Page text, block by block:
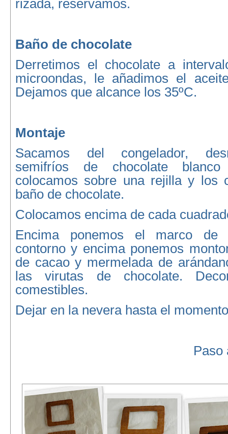
rizada, reservamos.
Baño de chocolate
Derretimos el chocolate a
microondas, le añadimos el
Dejamos que alcance los 35ºC.
Montaje
Sacamos del congelador,
semifríos de chocolate
colocamos sobre una rejilla y los
baño de chocolate.
Colocamos encima de cada
Encima ponemos el marco
contorno y encima ponemos
de cacao y mermelada de
las virutas de chocolate.
comestibles.
Dejar en la nevera hasta el
Paso a